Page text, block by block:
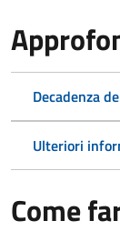
Decadenza
Ulteriori
Come